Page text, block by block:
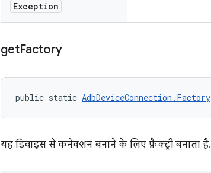
Exception
getFactory
public static AdbDeviceConnection.Factory
यह डिवाइस से कनेक्शन बनाने के लिए फ़ैक्ट्री बनाता है.